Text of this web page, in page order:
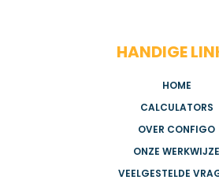
HANDIGE
HOME
CALCULATORS
OVER CONFIGO
ONZE WERKWIJZE
VEELGESTELDE